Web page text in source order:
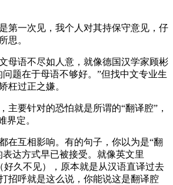
第一次见，我个人对其持保守意见，仔
思。
母语不尽如人意，就像德国汉学家顾彬
题在于母语不够好。”但找中文专业生
枉过正之嫌。
主要针对的恐怕就是所谓的“翻译腔”，
界定。
在互相影响。有的句子，你以为是“翻
达方式早已被接受。就像英文里
好久不见），原本就是从汉语直译过去
招呼就是这么说，你能说这是翻译腔